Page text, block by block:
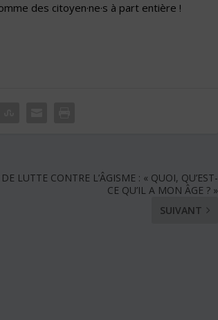
des citoyen·ne·s à part entière !
LUTTE CONTRE L’ÂGISME : « QUOI, QU’EST-
CE QU’IL A MON ÂGE ? »
SUIVANT